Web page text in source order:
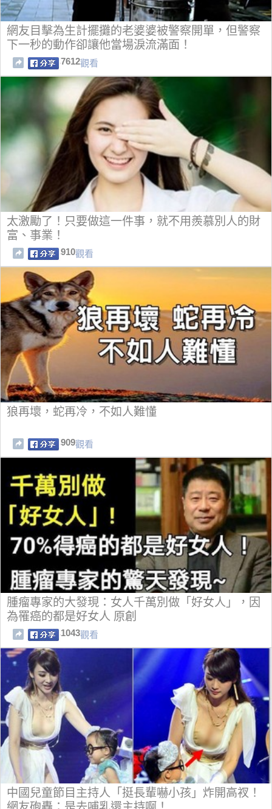
網友目擊為生計擺攤的老婆婆被警察開單，但警察
下一秒的動作卻讓他當場淚流滿面！
7612觀看
太激勵了！只要做這一件事，就不用羨慕別人的財
富、事業！
910觀看
狼再壞，蛇再冷，不如人難懂
909觀看
腫瘤專家的大發現：女人千萬別做「好女人」，因
為罹癌的都是好女人 原創
1043觀看
中國兒童節目主持人「挺長輩嚇小孩」炸開高衩！